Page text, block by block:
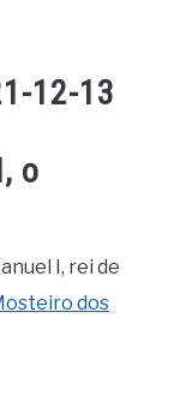
12-13
o
I, rei de
dos